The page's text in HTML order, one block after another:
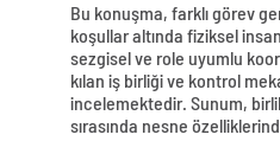
Bu konuşma, farklı görev
koşullar altında fiziksel
sezgisel ve role uyumlu
kılan iş birliği ve kontrol
incelemektedir. Sunum,
sırasında nesne